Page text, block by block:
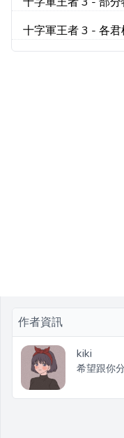
十字軍王者 3 - 各
作者資訊
kiki
希望跟你